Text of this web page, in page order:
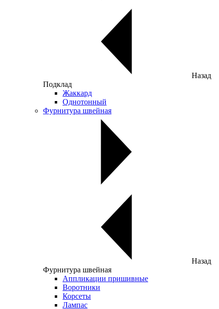
Назад
Подклад
Жаккард
Однотонный
Фурнитура швейная
Назад
Фурнитура швейная
Аппликации пришивные
Воротники
Корсеты
Лампас